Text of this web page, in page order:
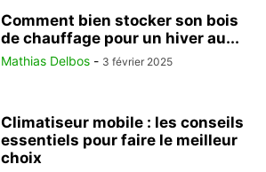
Comment bien stocker son bois
de chauffage pour un hiver au...
Mathias Delbos - 3 février 2025
Climatiseur mobile : les conseils
essentiels pour faire le meilleur
choix